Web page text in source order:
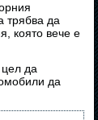
трябва да
която вече е
цел да
да